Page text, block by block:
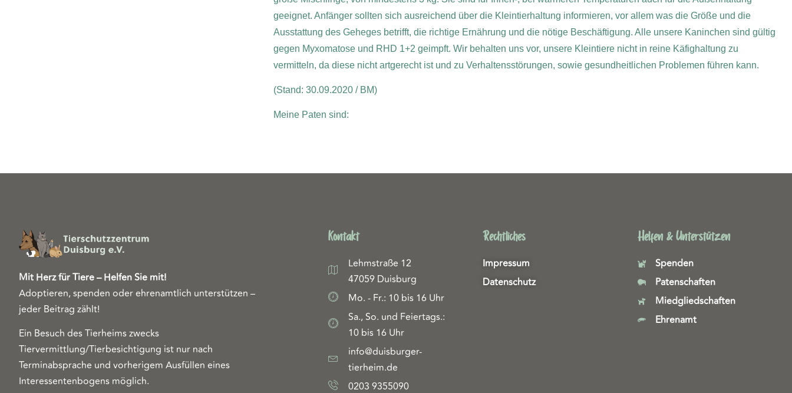
geeignet. Anfänger sollten sich ausreichend über die Kleintierhaltung informieren, vor allem was die Größe und die
Ausstattung des Geheges betrifft, die richtige Ernährung und die nötige Beschäftigung. Alle unsere Kaninchen sind gültig
gegen Myxomatose und RHD 1+2 geimpft. Wir behalten uns vor, unsere Kleintiere nicht in reine Käfighaltung zu
vermitteln, da diese nicht artgerecht ist und zu Verhaltensstörungen, sowie gesundheitlichen Problemen führen kann.
(Stand: 30.09.2020 / BM)
Meine Paten sind:
Mit Herz für Tiere – Helfen Sie mit!
Adoptieren, spenden oder ehrenamtlich unterstützen –
jeder Beitrag zählt!
Ein Besuch des Tierheims zwecks
Tiervermittlung/Tierbesichtigung ist nur nach
Terminabsprache und vorherigem Ausfüllen eines
Interessentenbogens möglich.
Kontakt
Lehmstraße 12
47059 Duisburg
Mo. - Fr.: 10 bis 16 Uhr
Sa., So. und Feiertags.:
10 bis 16 Uhr
info@duisburger-
tierheim.de
0203 9355090
Rechtliches
Impressum
Datenschutz
Helfen & Unterstützen
Spenden
Patenschaften
Miedgliedschaften
Ehrenamt